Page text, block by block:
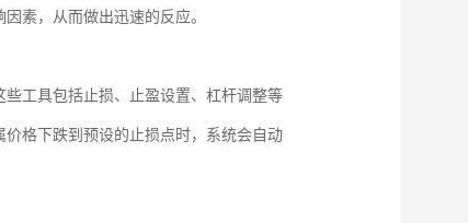
素，从而做出迅速的反应。
工具包括止损、止盈设置、杠杆调整等
格下跌到预设的止损点时，系统会自动